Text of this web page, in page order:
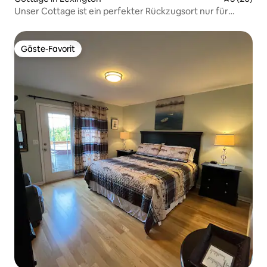
Unser Cottage ist ein perfekter Rückzugsort nur für
Gäste-Favorit
Gäste-Favorit